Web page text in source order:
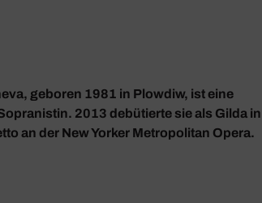
geboren 1981 in Plowdiw, ist eine
2013 debütierte sie als Gilda in
an der New Yorker Metropolitan Opera.